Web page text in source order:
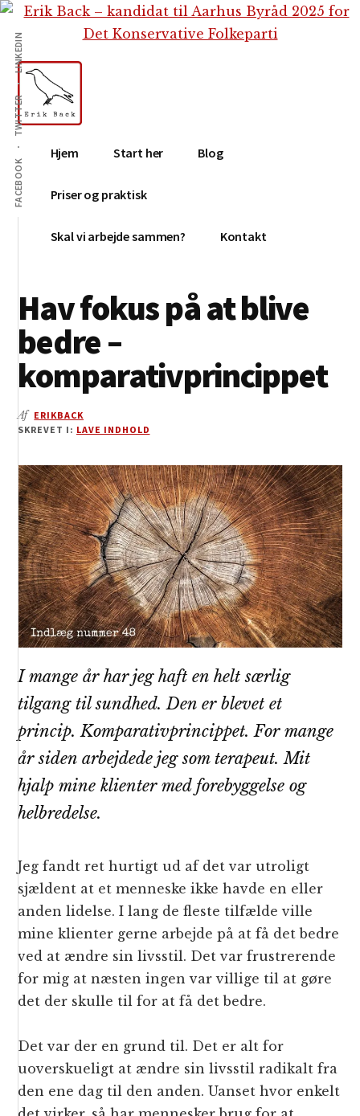
Skip
indhold
Gå
primær
sidebar
Skip
footer
Additional
menu
FACEBOOK
TWITTER
LINKEDIN
Erik
Back
Tekstforfatter,
content
creation,
blog,
medier
Hjem Start her Blog
Priser og praktisk
Skal vi arbejde sammen? Kontakt
Hav fokus på at blive
bedre –
komparativprincippet
Af ERIKBACK
SKREVET I: LAVE INDHOLD
I mange år har jeg haft en helt særlig
tilgang til sundhed. Den er blevet et
princip. Komparativprincippet. For mange
år siden arbejdede jeg som terapeut. Mit
hjalp mine klienter med forebyggelse og
helbredelse.
Jeg fandt ret hurtigt ud af det var utroligt
sjældent at et menneske ikke havde en eller
anden lidelse. I lang de fleste tilfælde ville
mine klienter gerne arbejde på at få det bedre
ved at ændre sin livsstil. Det var frustrerende
for mig at næsten ingen var villige til at gøre
det der skulle til for at få det bedre.
Det var der en grund til. Det er alt for
uoverskueligt at ændre sin livsstil radikalt fra
den ene dag til den anden. Uanset hvor enkelt